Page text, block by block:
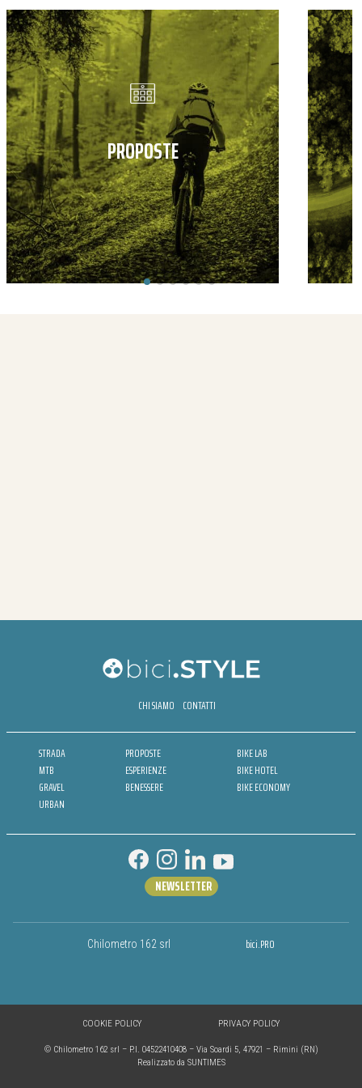
PROPOSTE
CHI SIAMO CONTATTI
STRADA
MTB
GRAVEL
URBAN
PROPOSTE
ESPERIENZE
BENESSERE
BIKE LAB
BIKE HOTEL
BIKE ECONOMY
Chilometro 162 srl bici.PRO
NEWSLETTER
© Chilometro 162 srl – P.I. 04522410408 – Via Soardi 5, 47921 – Rimini (RN)
Realizzato da SUNTIMES
COOKIE POLICY PRIVACY POLICY